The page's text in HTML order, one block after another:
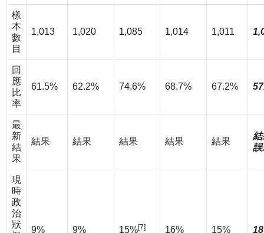
樣
本
數
目
1,013 1,020 1,085 1,014 1,011
回
應
比
率
61.5% 62.2% 74.6% 68.7% 67.2%
最
新
結
果
結果 結果 結果 結果 結果
誤
現
時
政
治
狀
9% 9% 15%[7] 16% 15%